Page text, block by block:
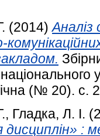
(2014)
(№ 20). с.
, Гладка, Л. І.
дисциплін» :